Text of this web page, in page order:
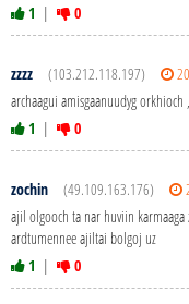
1 | 0
zzzz (103.212.118.197)
archaagui amisgaanuudyg
1 | 0
zochin (49.109.163.176)
ajil olgooch ta nar huviin
ardtumennee ajiltai bolgoj uz
1 | 0